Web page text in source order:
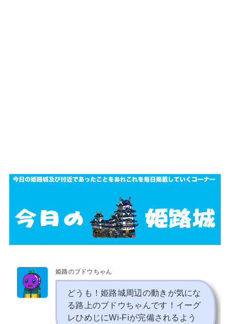
姫路のブドウちゃん
どうも！姫路城周辺の動きが気にな
る路上のブドウちゃんです！イーグ
レひめじにWi-Fiが完備されるよう